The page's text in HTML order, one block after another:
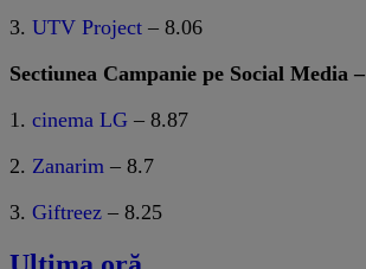
3. UTV Project – 8.06
Sectiunea Campanie pe Social Media –
1. cinema LG – 8.87
2. Zanarim – 8.7
3. Giftreez – 8.25